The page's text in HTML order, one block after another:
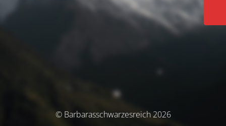
© Barbarasschwarzesreich 2026